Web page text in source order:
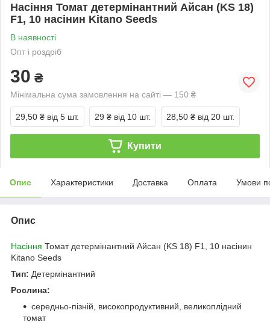
Насіння Томат детермінантний Айсан (KS 18)
F1, 10 насінин Kitano Seeds
В наявності
Опт і роздріб
30 ₴
Мінімальна сума замовлення на сайті — 150 ₴
29,50 ₴ від 5 шт. 29 ₴ від 10 шт. 28,50 ₴ від 20 шт.
Купити
Опис Характеристики Доставка Оплата Умови
Опис
Насіння Томат детермінантний Айсан (KS 18) F1, 10 насінин
Kitano Seeds
Тип: Детермінантний
Рослина:
середньо-пізній, високопродуктивний, великоплідний
томат